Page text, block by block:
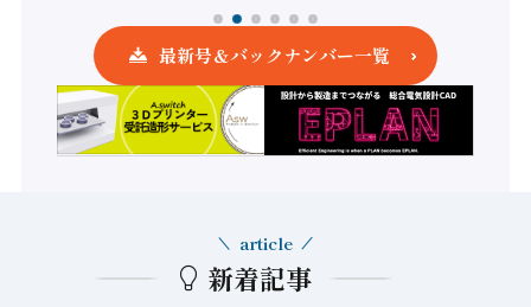
最新号＆バックナンバー一覧
新着記事
article